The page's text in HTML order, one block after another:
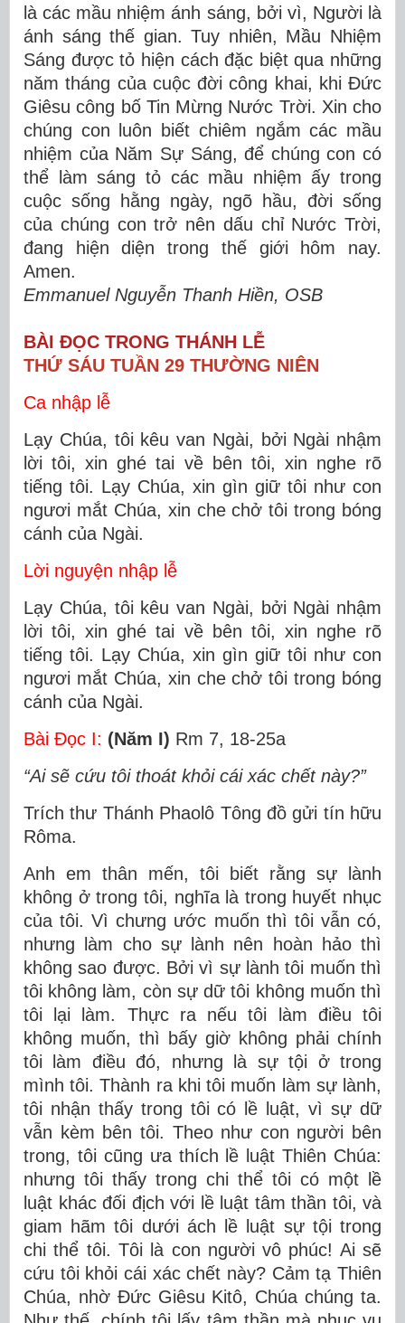
là các mầu nhiệm ánh sáng, bởi vì, Người là
ánh sáng thế gian. Tuy nhiên, Mầu Nhiệm
Sáng được tỏ hiện cách đặc biệt qua những
năm tháng của cuộc đời công khai, khi Đức
Giêsu công bố Tin Mừng Nước Trời. Xin cho
chúng con luôn biết chiêm ngắm các mầu
nhiệm của Năm Sự Sáng, để chúng con có
thể làm sáng tỏ các mầu nhiệm ấy trong
cuộc sống hằng ngày, ngõ hầu, đời sống
của chúng con trở nên dấu chỉ Nước Trời,
đang hiện diện trong thế giới hôm nay.
Amen.
Emmanuel Nguyễn Thanh Hiền, OSB
BÀI ĐỌC TRONG THÁNH LỄ
THỨ SÁU TUẦN 29 THƯỜNG NIÊN
Ca nhập lễ
Lạy Chúa, tôi kêu van Ngài, bởi Ngài nhậm
lời tôi, xin ghé tai về bên tôi, xin nghe rõ
tiếng tôi. Lạy Chúa, xin gìn giữ tôi như con
ngươi mắt Chúa, xin che chở tôi trong bóng
cánh của Ngài.
Lời nguyện nhập lễ
Lạy Chúa, tôi kêu van Ngài, bởi Ngài nhậm
lời tôi, xin ghé tai về bên tôi, xin nghe rõ
tiếng tôi. Lạy Chúa, xin gìn giữ tôi như con
ngươi mắt Chúa, xin che chở tôi trong bóng
cánh của Ngài.
Bài Ðọc I: (Năm I) Rm 7, 18-25a
“Ai sẽ cứu tôi thoát khỏi cái xác chết này?”
Trích thư Thánh Phaolô Tông đồ gửi tín hữu
Rôma.
Anh em thân mến, tôi biết rằng sự lành
không ở trong tôi, nghĩa là trong huyết nhục
của tôi. Vì chưng ước muốn thì tôi vẫn có,
nhưng làm cho sự lành nên hoàn hảo thì
không sao được. Bởi vì sự lành tôi muốn thì
tôi không làm, còn sự dữ tôi không muốn thì
tôi lại làm. Thực ra nếu tôi làm điều tôi
không muốn, thì bấy giờ không phải chính
tôi làm điều đó, nhưng là sự tội ở trong
mình tôi. Thành ra khi tôi muốn làm sự lành,
tôi nhận thấy trong tôi có lề luật, vì sự dữ
vẫn kèm bên tôi. Theo như con người bên
trong, tôi cũng ưa thích lề luật Thiên Chúa:
nhưng tôi thấy trong chi thể tôi có một lề
luật khác đối địch với lề luật tâm thần tôi, và
giam hãm tôi dưới ách lề luật sự tội trong
chi thể tôi. Tôi là con người vô phúc! Ai sẽ
cứu tôi khỏi cái xác chết này? Cảm tạ Thiên
Chúa, nhờ Ðức Giêsu Kitô, Chúa chúng ta.